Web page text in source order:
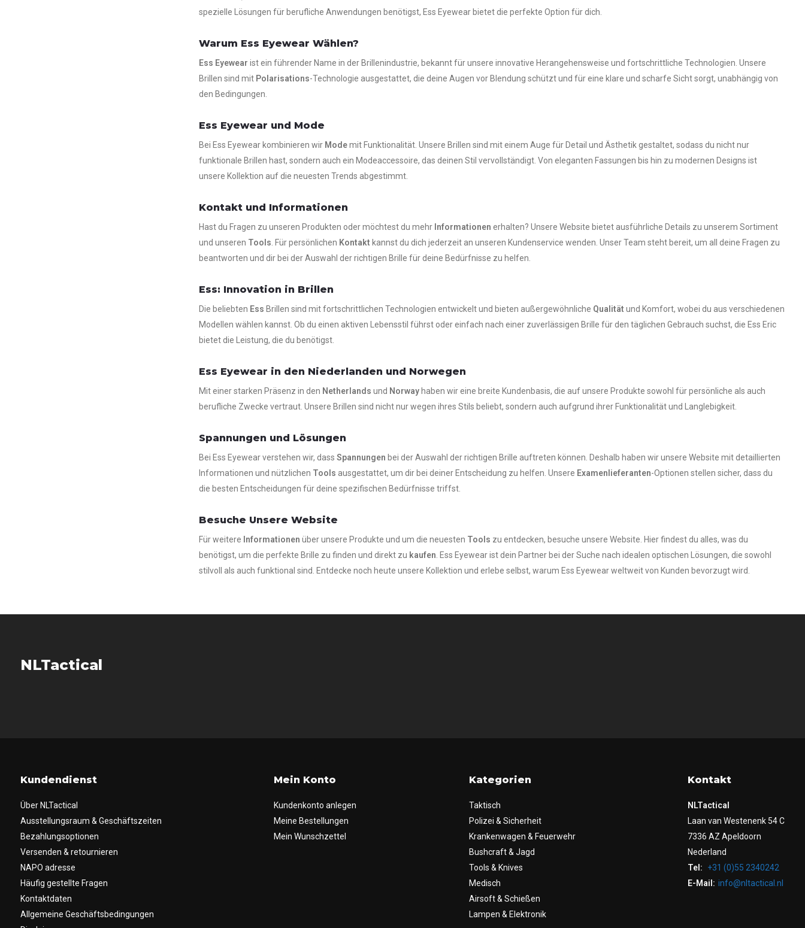
spezielle Lösungen für berufliche Anwendungen benötigst, Ess Eyewear bietet die perfekte Option für dich.
Warum Ess Eyewear Wählen?
Ess Eyewear ist ein führender Name in der Brillenindustrie, bekannt für unsere innovative Herangehensweise und fortschrittliche Technologien. Unsere
Brillen sind mit Polarisations-Technologie ausgestattet, die deine Augen vor Blendung schützt und für eine klare und scharfe Sicht sorgt, unabhängig von
den Bedingungen.
Ess Eyewear und Mode
Bei Ess Eyewear kombinieren wir Modemit Funktionalität. Unsere Brillen sind mit einem Auge für Detail und Ästhetik gestaltet, sodass du nicht nur
funktionale Brillen hast, sondern auch ein Modeaccessoire, das deinen Stil vervollständigt. Von eleganten Fassungen bis hin zu modernen Designs ist
unsere Kollektion auf die neuesten Trends abgestimmt.
Kontakt und Informationen
Hast du Fragen zu unseren Produkten oder möchtest du mehr Informationen erhalten? Unsere Website bietet ausführliche Details zu unserem Sortiment
und unseren Tools . Für persönlichen Kontakt kannst du dich jederzeit an unseren Kundenservice wenden. Unser Team steht bereit, um all deine Fragen zu
beantworten und dir bei der Auswahl der richtigen Brille für deine Bedürfnisse zu helfen.
Ess: Innovation in Brillen
Die beliebten Ess Brillen sind mit fortschrittlichen Technologien entwickelt und bieten außergewöhnliche Qualität und Komfort, wobei du aus verschiedenen
Modellen wählen kannst. Ob du einen aktiven Lebensstil führst oder einfach nach einer zuverlässigen Brille für den täglichen Gebrauch suchst, die Ess Eric
bietet die Leistung, die du benötigst.
Ess Eyewear in den Niederlanden und Norwegen
Mit einer starken Präsenz in den Netherlands und Norwayhaben wir eine breite Kundenbasis, die auf unsere Produkte sowohl für persönliche als auch
berufliche Zwecke vertraut. Unsere Brillen sind nicht nur wegen ihres Stils beliebt, sondern auch aufgrund ihrer Funktionalität und Langlebigkeit.
Spannungen und Lösungen
Bei Ess Eyewear verstehen wir, dass Spannungen bei der Auswahl der richtigen Brille auftreten können. Deshalb haben wir unsere Website mit detaillierten
Informationen und nützlichen Tools ausgestattet, um dir bei deiner Entscheidung zu helfen. Unsere Examenlieferanten-Optionen stellen sicher, dass du
die besten Entscheidungen für deine spezifischen Bedürfnisse triffst.
Besuche Unsere Website
Für weitere Informationen über unsere Produkte und um die neuesten Tools zu entdecken, besuche unsere Website. Hier findest du alles, was du
benötigst, um die perfekte Brille zu finden und direkt zu kaufen . Ess Eyewear ist dein Partner bei der Suche nach idealen optischen Lösungen, die sowohl
stilvoll als auch funktional sind. Entdecke noch heute unsere Kollektion und erlebe selbst, warum Ess Eyewear weltweit von Kunden bevorzugt wird.
NLTactical
Kundendienst
Über NLTactical
Ausstellungsraum & Geschäftszeiten
Bezahlungsoptionen
Versenden & retournieren
NAPO adresse
Häufig gestellte Fragen
Kontaktdaten
Allgemeine Geschäftsbedingungen
Mein Konto
Kundenkonto anlegen
Meine Bestellungen
Mein Wunschzettel
Kategorien
Taktisch
Polizei & Sicherheit
Krankenwagen & Feuerwehr
Bushcraft & Jagd
Tools & Knives
Medisch
Airsoft & Schießen
Lampen & Elektronik
Kontakt
NLTactical
Laan van Westenenk 54 C
7336 AZ Apeldoorn
Nederland
Tel:
+31 (0)55 2340242
E-Mail: info@nltactical.nl